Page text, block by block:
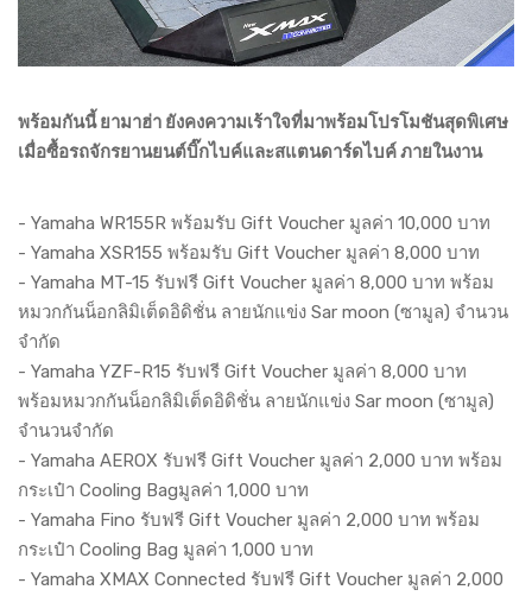
พร้อมกันนี้ ยามาฮ่า ยังคงความเร้าใจที่มาพร้อมโปรโมชันสุดพิเศษ
เมื่อซื้อรถจักรยานยนต์บิ๊กไบค์และสแตนดาร์ดไบค์ ภายในงาน
- Yamaha WR155R พร้อมรับ Gift Voucher มูลค่า 10,000 บาท
- Yamaha XSR155 พร้อมรับ Gift Voucher มูลค่า 8,000 บาท
- Yamaha MT-15 รับฟรี Gift Voucher มูลค่า 8,000 บาท พร้อม
หมวกกันน็อกลิมิเต็ดอิดิชั่น ลายนักแข่ง Sar moon (ซามูล) จำนวน
จำกัด
- Yamaha YZF-R15 รับฟรี Gift Voucher มูลค่า 8,000 บาท
พร้อมหมวกกันน็อกลิมิเต็ดอิดิชั่น ลายนักแข่ง Sar moon (ซามูล)
จำนวนจำกัด
- Yamaha AEROX รับฟรี Gift Voucher มูลค่า 2,000 บาท พร้อม
กระเป๋า Cooling Bagมูลค่า 1,000 บาท
- Yamaha Fino รับฟรี Gift Voucher มูลค่า 2,000 บาท พร้อม
กระเป๋า Cooling Bag มูลค่า 1,000 บาท
- Yamaha XMAX Connected รับฟรี Gift Voucher มูลค่า 2,000